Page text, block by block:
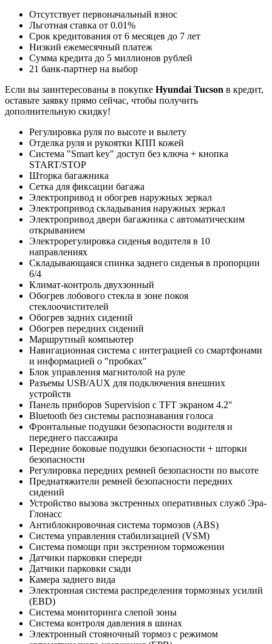
Отсутствует первоначальный взнос
Льготная ставка от 0.01%
Срок кредитования от 6 месяцев до 7 лет
Низкий ежемесячный платеж
Сумма кредита до 5 миллионов рублей
21 банк-партнер на выбор
Если вы заинтересованы в покупке Hyundai Tucson в кредит,
оставьте заявку прямо сейчас, чтобы получить
дополнительную скидку!
Регулировка руля по высоте и вылету
Отделка руля и рукоятки КПП кожей
Система "Smart key" доступ без ключа + кнопка
START/STOP
Шторка багажника
Сетка для фиксации багажа
Электропривод и обогрев наружных зеркал
Электропривод складывания наружных зеркал
Электропривод двери багажника с автоматическим
открыванием
Электрорегулировка сиденья водителя в 10
направлениях
Складывающаяся спинка заднего сиденья в пропорции
6/4
Климат-контроль двухзонный
Обогрев лобового стекла в зоне покоя
стеклоочистителей
Обогрев задних сидений
Обогрев передних сидений
Маршрутный компьютер
Навигационная система с интеграцией со смартфонами
и информацией о "пробках"
Блок управления магнитолой на руле
Разъемы USB/AUX для подключения внешних
устройств
Панель приборов Supervision с TFT экраном 4.2"
Bluetooth без системы распознавания голоса
Фронтальные подушки безопасности водителя и
переднего пассажира
Передние боковые подушки безопасности + шторки
безопасности
Регулировка передних ремней безопасности по высоте
Преднатяжители ремней безопасности передних
сидений
Устройство вызова экстренных оперативных служб Эра-
Глонасс
Антиблокировочная система тормозов (ABS)
Система управления стабилизацией (VSM)
Система помощи при экстренном торможении
Датчики парковки спереди
Датчики парковки сзади
Камера заднего вида
Электронная система распределения тормозных усилий
(EBD)
Система мониторинга слепой зоны
Система контроля давления в шинах
Электронный стояночный тормоз с режимом